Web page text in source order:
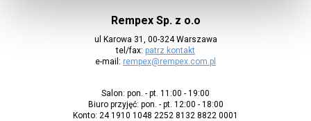
Rempex Sp. z o.o
ul Karowa 31, 00-324 Warszawa
tel/fax: patrz kontakt
e-mail: rempex@rempex.com.pl
Salon: pon. - pt. 11:00 - 19:00
Biuro przyjęć: pon. - pt. 12:00 - 18:00
Konto: 24 1910 1048 2252 8132 8822 0001